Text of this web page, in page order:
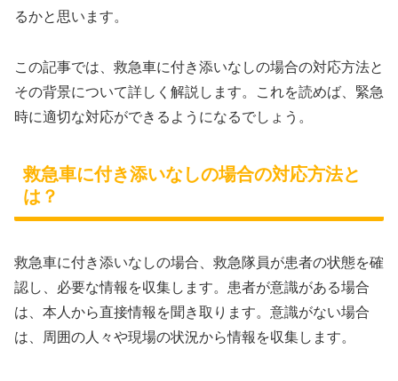
るかと思います。
この記事では、救急車に付き添いなしの場合の対応方法と
その背景について詳しく解説します。これを読めば、緊急
時に適切な対応ができるようになるでしょう。
救急車に付き添いなしの場合の対応方法と
は？
救急車に付き添いなしの場合、救急隊員が患者の状態を確
認し、必要な情報を収集します。患者が意識がある場合
は、本人から直接情報を聞き取ります。意識がない場合
は、周囲の人々や現場の状況から情報を収集します。